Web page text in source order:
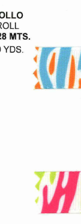
Cordotel Combinado
$53.00 (IVA incluído)
Tirante Satinado